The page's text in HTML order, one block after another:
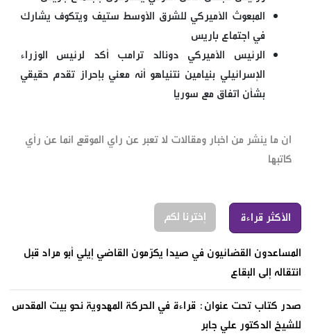
المبعوث الأميركي للشرق الأوسط ستيف ويتكوف يشارك
في اجتماع باريس
الرئيس الأميركي دونالد ترامب أكد لرئيس الوزراء
الإسرائيلي بنيامين نتنياهو أنه معني بإحراز تقدم حقيقي
بشأن اتفاق مع سوريا
ان ما ينشر من اخبار ومقالات لا تعبر عن راي الموقع انما عن رأي
كاتبها
الأكثر قراءة إخترنا لكم
المساعدون القضائيون في صيدا يكرّمون القاضي إيلي أبو مراد قبل
انتقاله إلى البقاع
صدر كتاب تحت عنوان: قراءة في الحركة المهدوية نحو بيت المقدس
للشيخ الدكتور علي جابر